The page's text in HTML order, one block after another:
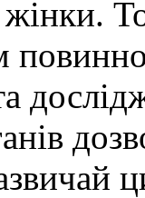
жінки.
та